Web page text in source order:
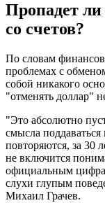
Пропадет ли
со счетов?
По словам
проблемах с
собой никакого
"отменять доллар"
"Это абсолютно
смысла
повторяются, за 30
не включится
официальным
слухи глупым
Михаил Грачев.